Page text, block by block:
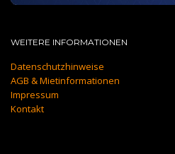
WEITERE INFORMATIONEN
Datenschutzhinweise
AGB & Mietinformationen
Impressum
Kontakt